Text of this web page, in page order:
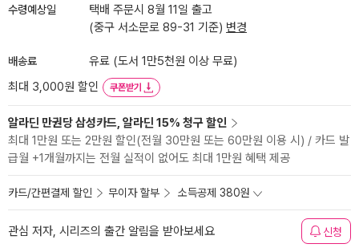
수령예상일
택배 주문시 8월 11일 출고
(중구 서소문로 89-31 기준) 변경
배송료
유료 (도서 1만5천원 이상 무료)
최대 3,000원 할인
쿠폰받기
알라딘 만권당 삼성카드, 알라딘 15% 청구 할인
최대 1만원 또는 2만원 할인(전월 30만원 또는 60만원 이용 시) / 카드 발
급월 +1개월까지는 전월 실적이 없어도 최대 1만원 혜택 제공
카드/간편결제 할인 무이자 할부 소득공제 380원
관심 저자, 시리즈의 출간 알림을 받아보세요 신청